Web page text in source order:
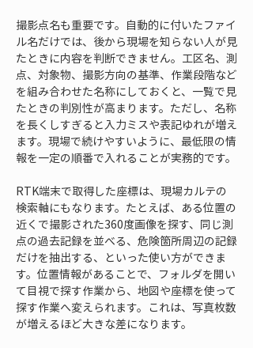
撮影点名も重要です。自動的に付いたファイ
ル名だけでは、後から現場を知らない人が見
たときに内容を判断できません。工区名、測
点、対象物、撮影方向の基準、作業段階など
を組み合わせた名称にしておくと、一覧で見
たときの判別性が高まります。ただし、名称
を長くしすぎると入力ミスや表記ゆれが増え
ます。現場で続けやすいように、最低限の情
報を一定の順番で入れることが実務的です。
RTK端末で取得した座標は、現場カルテの
検索軸にもなります。たとえば、ある位置の
近くで撮影された360度画像を探す、同じ測
点の過去記録を並べる、危険箇所周辺の記録
だけを抽出する、といった使い方ができま
す。位置情報があることで、フォルダを開い
て目視で探す作業から、地図や座標を使って
探す作業へ変えられます。これは、写真枚数
が増えるほど大きな差になります。